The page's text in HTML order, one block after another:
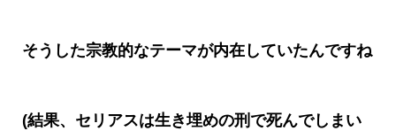
そうした宗教的なテーマが内在していたんですね
(結果、セリアスは生き埋めの刑で死んでしまい